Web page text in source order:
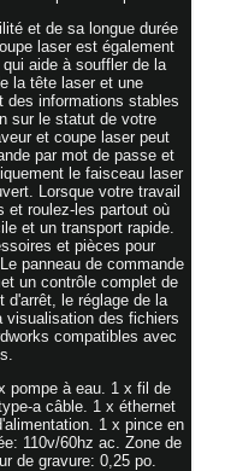
et de sa longue durée
laser est également
aide à souffler de la
la tête laser et une
des informations stables
sur le statut de votre
et coupe laser peut
par mot de passe et
le faisceau laser
Lorsque votre travail
et roulez-les partout où
et un transport rapide.
et pièces pour
panneau de commande
un contrôle complet de
d'arrêt, le réglage de la
visualisation des fichiers
compatibles avec
pompe à eau. 1 x fil de
a câble. 1 x éthernet
1 x pince en
110v/60hz ac. Zone de
de gravure: 0,25 po.